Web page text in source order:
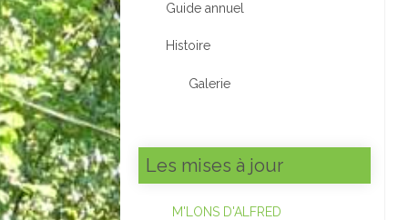
Guide annuel
Histoire
Galerie
Les mises à jour
M'LONS D'ALFRED